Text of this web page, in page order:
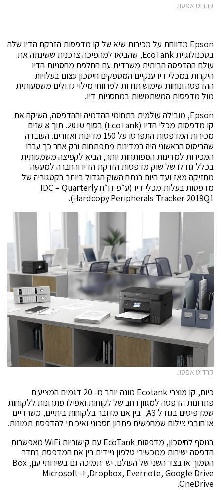
קרדיט אפסון.
Epson מדווחת על מכירות שיא של קו מדפסות הזרקת הדיו שלה
בטכנולוגיית EcoTank, שהביאו למהפיכה צרכנית ששינתה את
עולם ההדפסה הביתית משרדית עם החלפת מחסניות הדיו
היקרות במכלי דיו ענקיים המספקים חיסכון עצום בעלויות
ההדפסה ונוחות שימוש תודות למרווחי מילוי גדולים משמעותית
מול מדפסות המשתמשות במחסניות דיו.
Epson, מובילה עולמית בתחומי ההדמיה וההדפסה, השיקה את
קו מדפסות מכלי הדיו (EcoTank) בסוף 2010. תוך 8 שנים
מכירות המדפסות התפרסו על 150 מדינות ואזורים. העובדה
שהביסוס הראשוני היה במדינות מתפתחות ורק אחר כך עברו
המכירות למדינות המפותחות יותר, הביא לקפיצה משמעותית
בכלל גודלו של שוק מדפסות הזרקת הדיו והחברה למעשה
מחזיקה מאז ועד היום בנתח השוק הגדול ביותר בקטגוריה של
מדפסות בעלות מכלי דיו (ע״פ דו״ח IDC – Quarterly
Hardcopy Peripherals Tracker 2019Q1).
קרדיט אפסון.
כיום, קו מוצרי Ecotank מונה יותר מ- 20 דגמים המציעים
פתרונות הדפסה למגוון רחב של לקוחות ואפילו פתרונות ללקוחות
שמדפיסים בגודל A3, בין אם מדובר בלקוחות ביתיים, משרדיים
או חובבי צילום שמחפשים פתרון חסכוני ואיכותי להדפסת תמונות.
בנוסף לחיסכון, מדפסות EcoTank עם קישוריות WiFi מאפשרות
הדפסה ישירות ממכשירי טלפון ניידים בין אם המדפסת בחדר
הסמוך או בצד השני של העולם. יש תמיכה גם בשירותי ענן, Box
,Dropbox, Evernote, Google Drive ו- Microsoft
OneDrive.